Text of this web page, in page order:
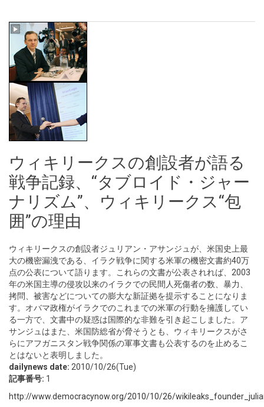
ウィキリークスの創設者が語る
戦争記録、“タブロイド・ジャー
ナリズム”、ウィキリークス“包
囲”の理由
ウィキリークスの創設者ジュリアン・アサンジュが、米国史上最
大の機密漏洩である、イラク戦争に関する米軍の機密文書約40万
点の公表について語ります。これらの文書が公表されれば、2003
年の米国主導の侵攻以来のイラクでの民間人死傷者の数、暴力、
拷問、被害などについての膨大な新証拠を提示することになりま
す。オバマ政権がイラクでのこれまでの米軍の行動を擁護してい
る一方で、文書中の疑惑は国際的な非難を引き起こしました。ア
サンジュはまた、米国防総省が脅そうとも、ウィキリークスがさ
らにアフガニスタン戦争関係の軍事文書も公表するのを止めるこ
とはないと表明しました。
dailynews date: 2010/10/26(Tue)
記事番号: 1
http://www.democracynow.org/2010/10/26/